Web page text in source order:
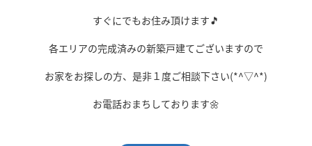
すぐにでもお住み頂けます🎵
各エリアの完成済みの新築戸建てございますので
お家をお探しの方、是非１度ご相談下さい(*^▽^*)
お電話おまちしております🌼